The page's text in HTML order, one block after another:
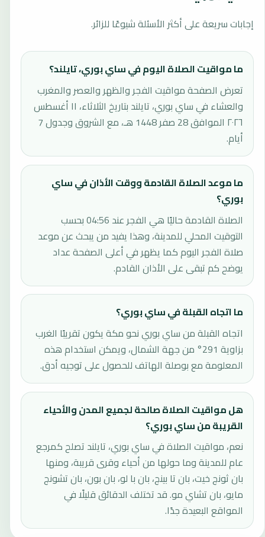
إجابات سريعة على أكثر الأسئلة شيوعًا للزائر.
ما مواقيت الصلاة اليوم في ساي بوري، تايلند؟
تعرض الصفحة مواقيت الفجر والظهر والعصر والمغرب
والعشاء في ساي بوري، تايلند بتاريخ الثلاثاء، ١١ أغسطس
٢٠٢٦ الموافق 28 صفر 1448 هـ، مع الشروق وجدول 7
أيام.
ما موعد الصلاة القادمة ووقت الأذان في ساي
بوري؟
الصلاة القادمة حاليًا هي الفجر عند 04:56 بحسب
التوقيت المحلي للمدينة، وهذا يفيد من يبحث عن موعد
صلاة الفجر اليوم كما يظهر في أعلى الصفحة عداد
يوضح كم تبقى على الأذان القادم.
ما اتجاه القبلة في ساي بوري؟
اتجاه القبلة من ساي بوري نحو مكة يكون تقريبًا الغرب
بزاوية 291° من جهة الشمال، ويمكن استخدام هذه
المعلومة مع بوصلة الهاتف للحصول على توجيه أدق.
هل مواقيت الصلاة صالحة لجميع المدن والأحياء
القريبة من ساي بوري؟
نعم، مواقيت الصلاة في ساي بوري، تايلند تصلح كمرجع
عام للمدينة وما حولها من أحياء وقرى قريبة، ومنها
بان ثونج خيت، بان تا بينج، بان با لو، بان بون، بان تشونج
مايو، بان تشاي مو. قد تختلف الدقائق قليلًا في
المواقع البعيدة جدًا.